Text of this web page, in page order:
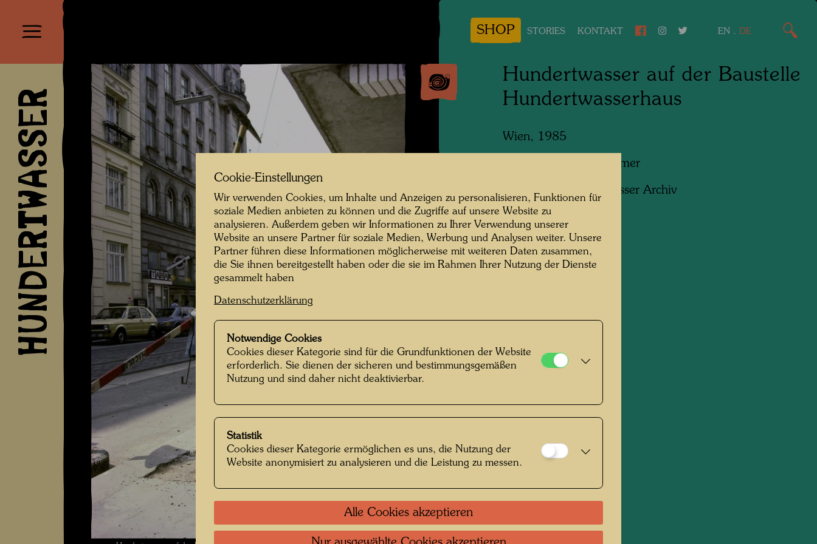
HUNDERTWASSER
SHOP STORIES KONTAKT EN . DE
Hundertwasser auf der Baustelle
Hundertwasserhaus
Wien, 1985
Gerhard Krömer
Copyright: Hundertwasser Archiv
Cookie-Einstellungen
Wir verwenden Cookies, um Inhalte und Anzeigen zu personalisieren, Funktionen für
soziale Medien anbieten zu können und die Zugriffe auf unsere Website zu
analysieren. Außerdem geben wir Informationen zu Ihrer Verwendung unserer
Website an unsere Partner für soziale Medien, Werbung und Analysen weiter. Unsere
Partner führen diese Informationen möglicherweise mit weiteren Daten zusammen,
die Sie ihnen bereitgestellt haben oder die sie im Rahmen Ihrer Nutzung der Dienste
gesammelt haben
Datenschutzerklärung
Notwendige Cookies
Cookies dieser Kategorie sind für die Grundfunktionen der Website
erforderlich. Sie dienen der sicheren und bestimmungsgemäßen
Nutzung und sind daher nicht deaktivierbar.
Statistik
Cookies dieser Kategorie ermöglichen es uns, die Nutzung der
Website anonymisiert zu analysieren und die Leistung zu messen.
Alle Cookies akzeptieren